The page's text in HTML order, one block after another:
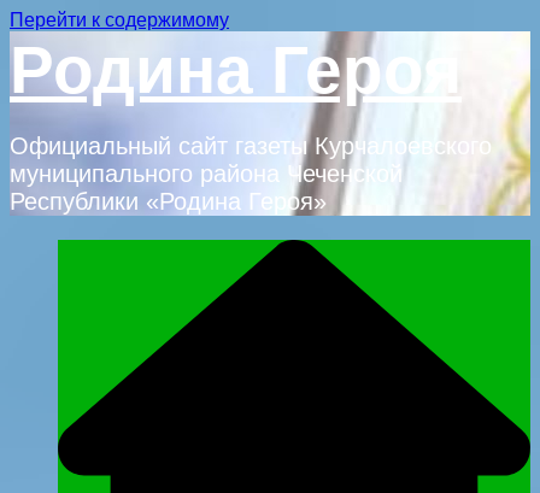
Перейти к содержимому
Родина Героя
Официальный сайт газеты Курчалоевского
муниципального района Чеченской
Республики «Родина Героя»